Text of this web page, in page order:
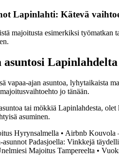
Lapinlahti: Kätevä
majoitusta esimerkiksi
asuntosi
vapaa-ajan asuntoa, lyhytaikaista
jo tänään.
tai mökkiä Lapinlahdesta,
asuminen.
Hyrynsalmella • Airbnb Kouvola
Padasjoella: Vinkkejä
Majoitus Tampereelta •